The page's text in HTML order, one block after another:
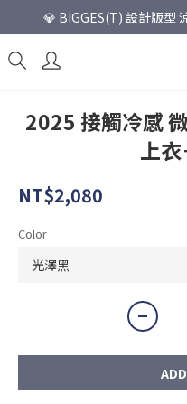
💎 BIGGES(T) 設計版型
2025 接觸冷感
上
NT$2,080
Color